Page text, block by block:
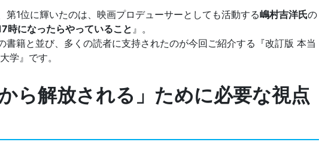
第1位に輝いたのは、映画プロデューサーとしても活動する嶋村吉洋氏の
時になったらやっていること 』。
書籍と並び、多くの読者に支持されたのが今回ご紹介する『改訂版 本当
学』です。
ら解放される」ために必要な視点